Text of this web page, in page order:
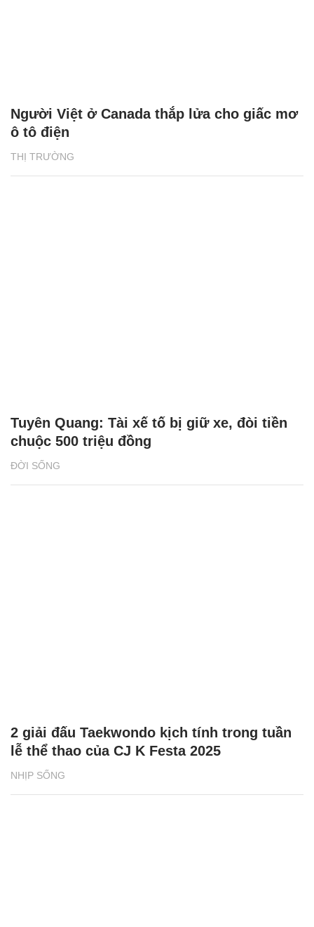
THỊ TRƯỜNG
Người Việt ở Canada thắp lửa cho giấc mơ
ô tô điện
ĐỜI SỐNG
Tuyên Quang: Tài xế tố bị giữ xe, đòi tiền
chuộc 500 triệu đồng
NHỊP SỐNG
2 giải đấu Taekwondo kịch tính trong tuần
lễ thể thao của CJ K Festa 2025